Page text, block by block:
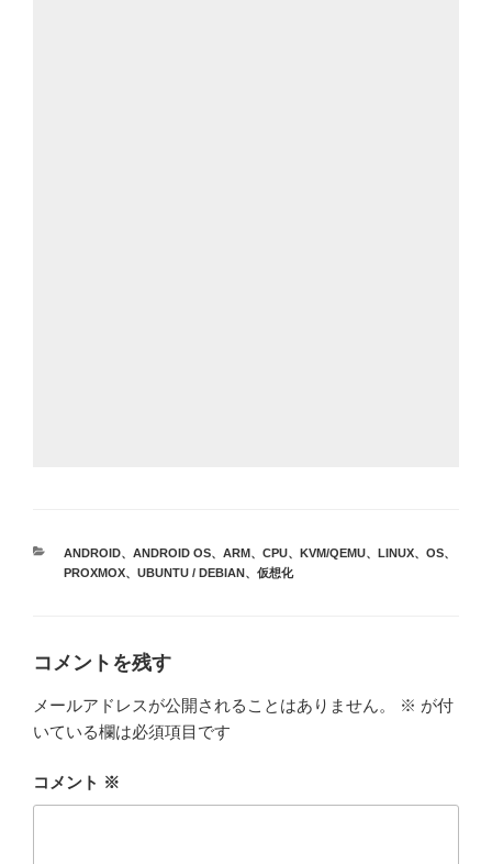
カ
テ
ANDROID、 ANDROID OS、 ARM 、 CPU、 KVM/QEMU、 LINUX、 OS、
PROXMOX、 UBUNTU / DEBIAN 、 仮想化
コメントを残す
メールアドレスが公開されることはありません。 ※ が付
いている欄は必須項目です
コメント ※